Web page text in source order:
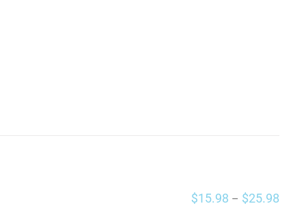
$15.98 – $25.98